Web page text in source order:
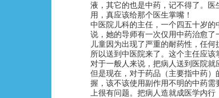
液，其它的也是中药，记不得了。医
用，真应该给那个医生掌嘴！
中医院儿科的主任，一个四五十岁的
说，她的导师有一次仅用中药治愈了
儿童因为出现了严重的耐药性，任
所以送到中医院来了。这个主任应该
对于一般人来说，把病人送到医院就
但是现在，对于药品（主要指中药）
握，该不该使用副作用不明的中药需
上很有问题。把病人造就成医学内